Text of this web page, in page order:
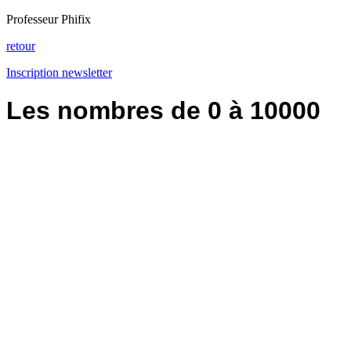
Professeur Phifix
retour
Inscription newsletter
Les nombres de 0 à 10000